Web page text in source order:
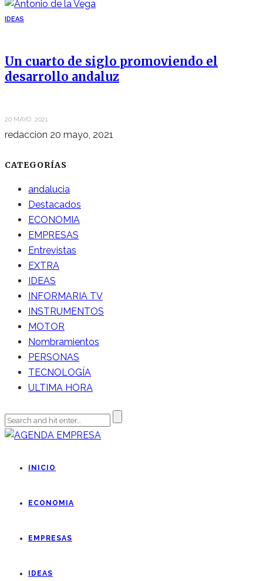
IDEAS
Un cuarto de siglo promoviendo el
desarrollo andaluz
20 MAYO, 2021
redaccion 20 mayo, 2021
CATEGORÍAS
andalucia
Destacados
ECONOMIA
EMPRESAS
Entrevistas
EXTRA
IDEAS
INFORMARIA TV
INSTRUMENTOS
MOTOR
Nombramientos
PERSONAS
TECNOLOGÍA
ULTIMA HORA
INICIO
ECONOMIA
EMPRESAS
IDEAS